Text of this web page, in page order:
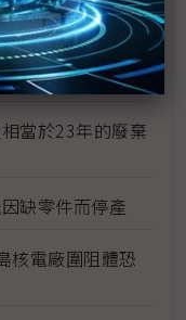
圓
期且災難性的
當於23年的廢棄
缺零件而停產
電廠圍阻體恐